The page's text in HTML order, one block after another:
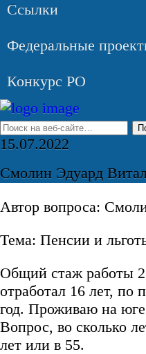
Ссылки
Федеральные
Конкурс РО
15.07.2022
Смолин Эдуард
Автор вопроса:
Тема: Пенсии и
Общий стаж работы
отработал 16 лет, по
год. Проживаю на юге
Вопрос, во сколько
лет или в 55.